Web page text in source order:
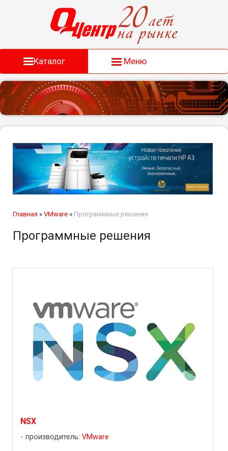
Каталог Меню
Главная » VMware » Программные решения
Программные решения
NSX
производитель: VMware